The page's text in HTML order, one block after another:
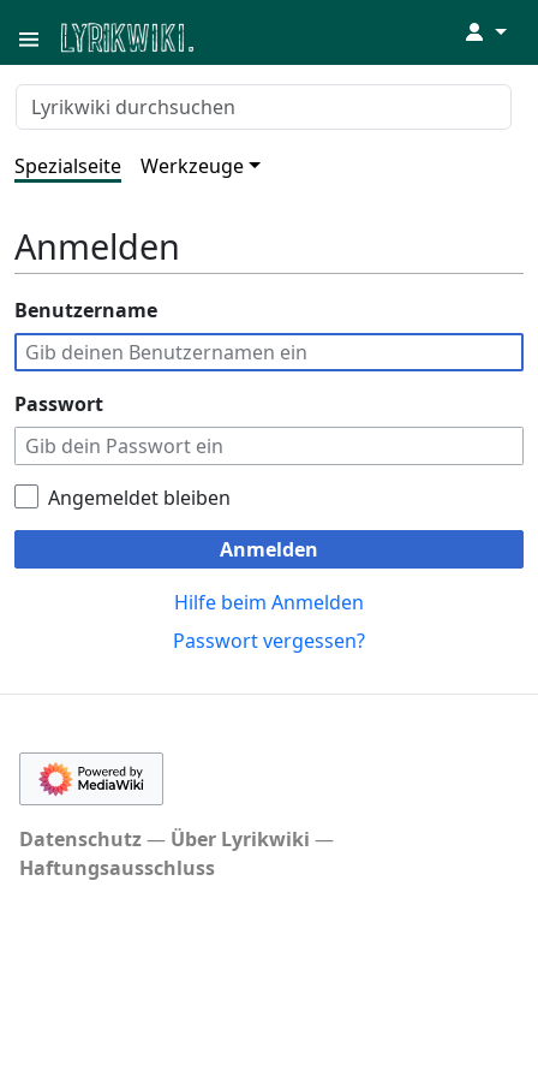
↓
Spezialseite Werkzeuge
Anmelden
Benutzername
Passwort
Angemeldet bleiben
Anmelden
Hilfe beim Anmelden
Passwort vergessen?
Datenschutz
Über Lyrikwiki
Haftungsausschluss